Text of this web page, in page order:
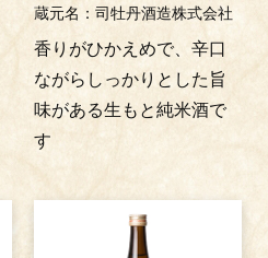
蔵元名：司牡丹酒造株式会社
香りがひかえめで、辛口
ながらしっかりとした旨
味がある生もと純米酒で
す